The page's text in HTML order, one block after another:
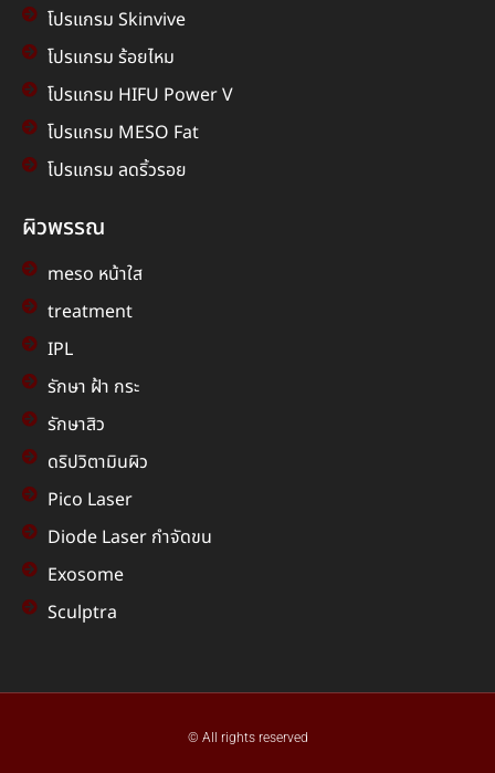
โปรแกรม Skinvive
โปรแกรม ร้อยไหม
โปรแกรม HIFU Power V
โปรแกรม MESO Fat
โปรแกรม ลดริ้วรอย
ผิวพรรณ
meso หน้าใส
treatment
IPL
รักษา ฝ้า กระ
รักษาสิว
ดริปวิตามินผิว
Pico Laser
Diode Laser กำจัดขน
Exosome
Sculptra
© All rights reserved